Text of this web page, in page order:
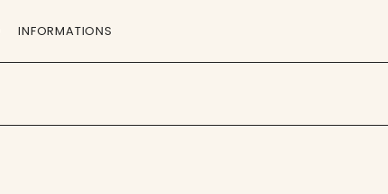
INFORMATIONS